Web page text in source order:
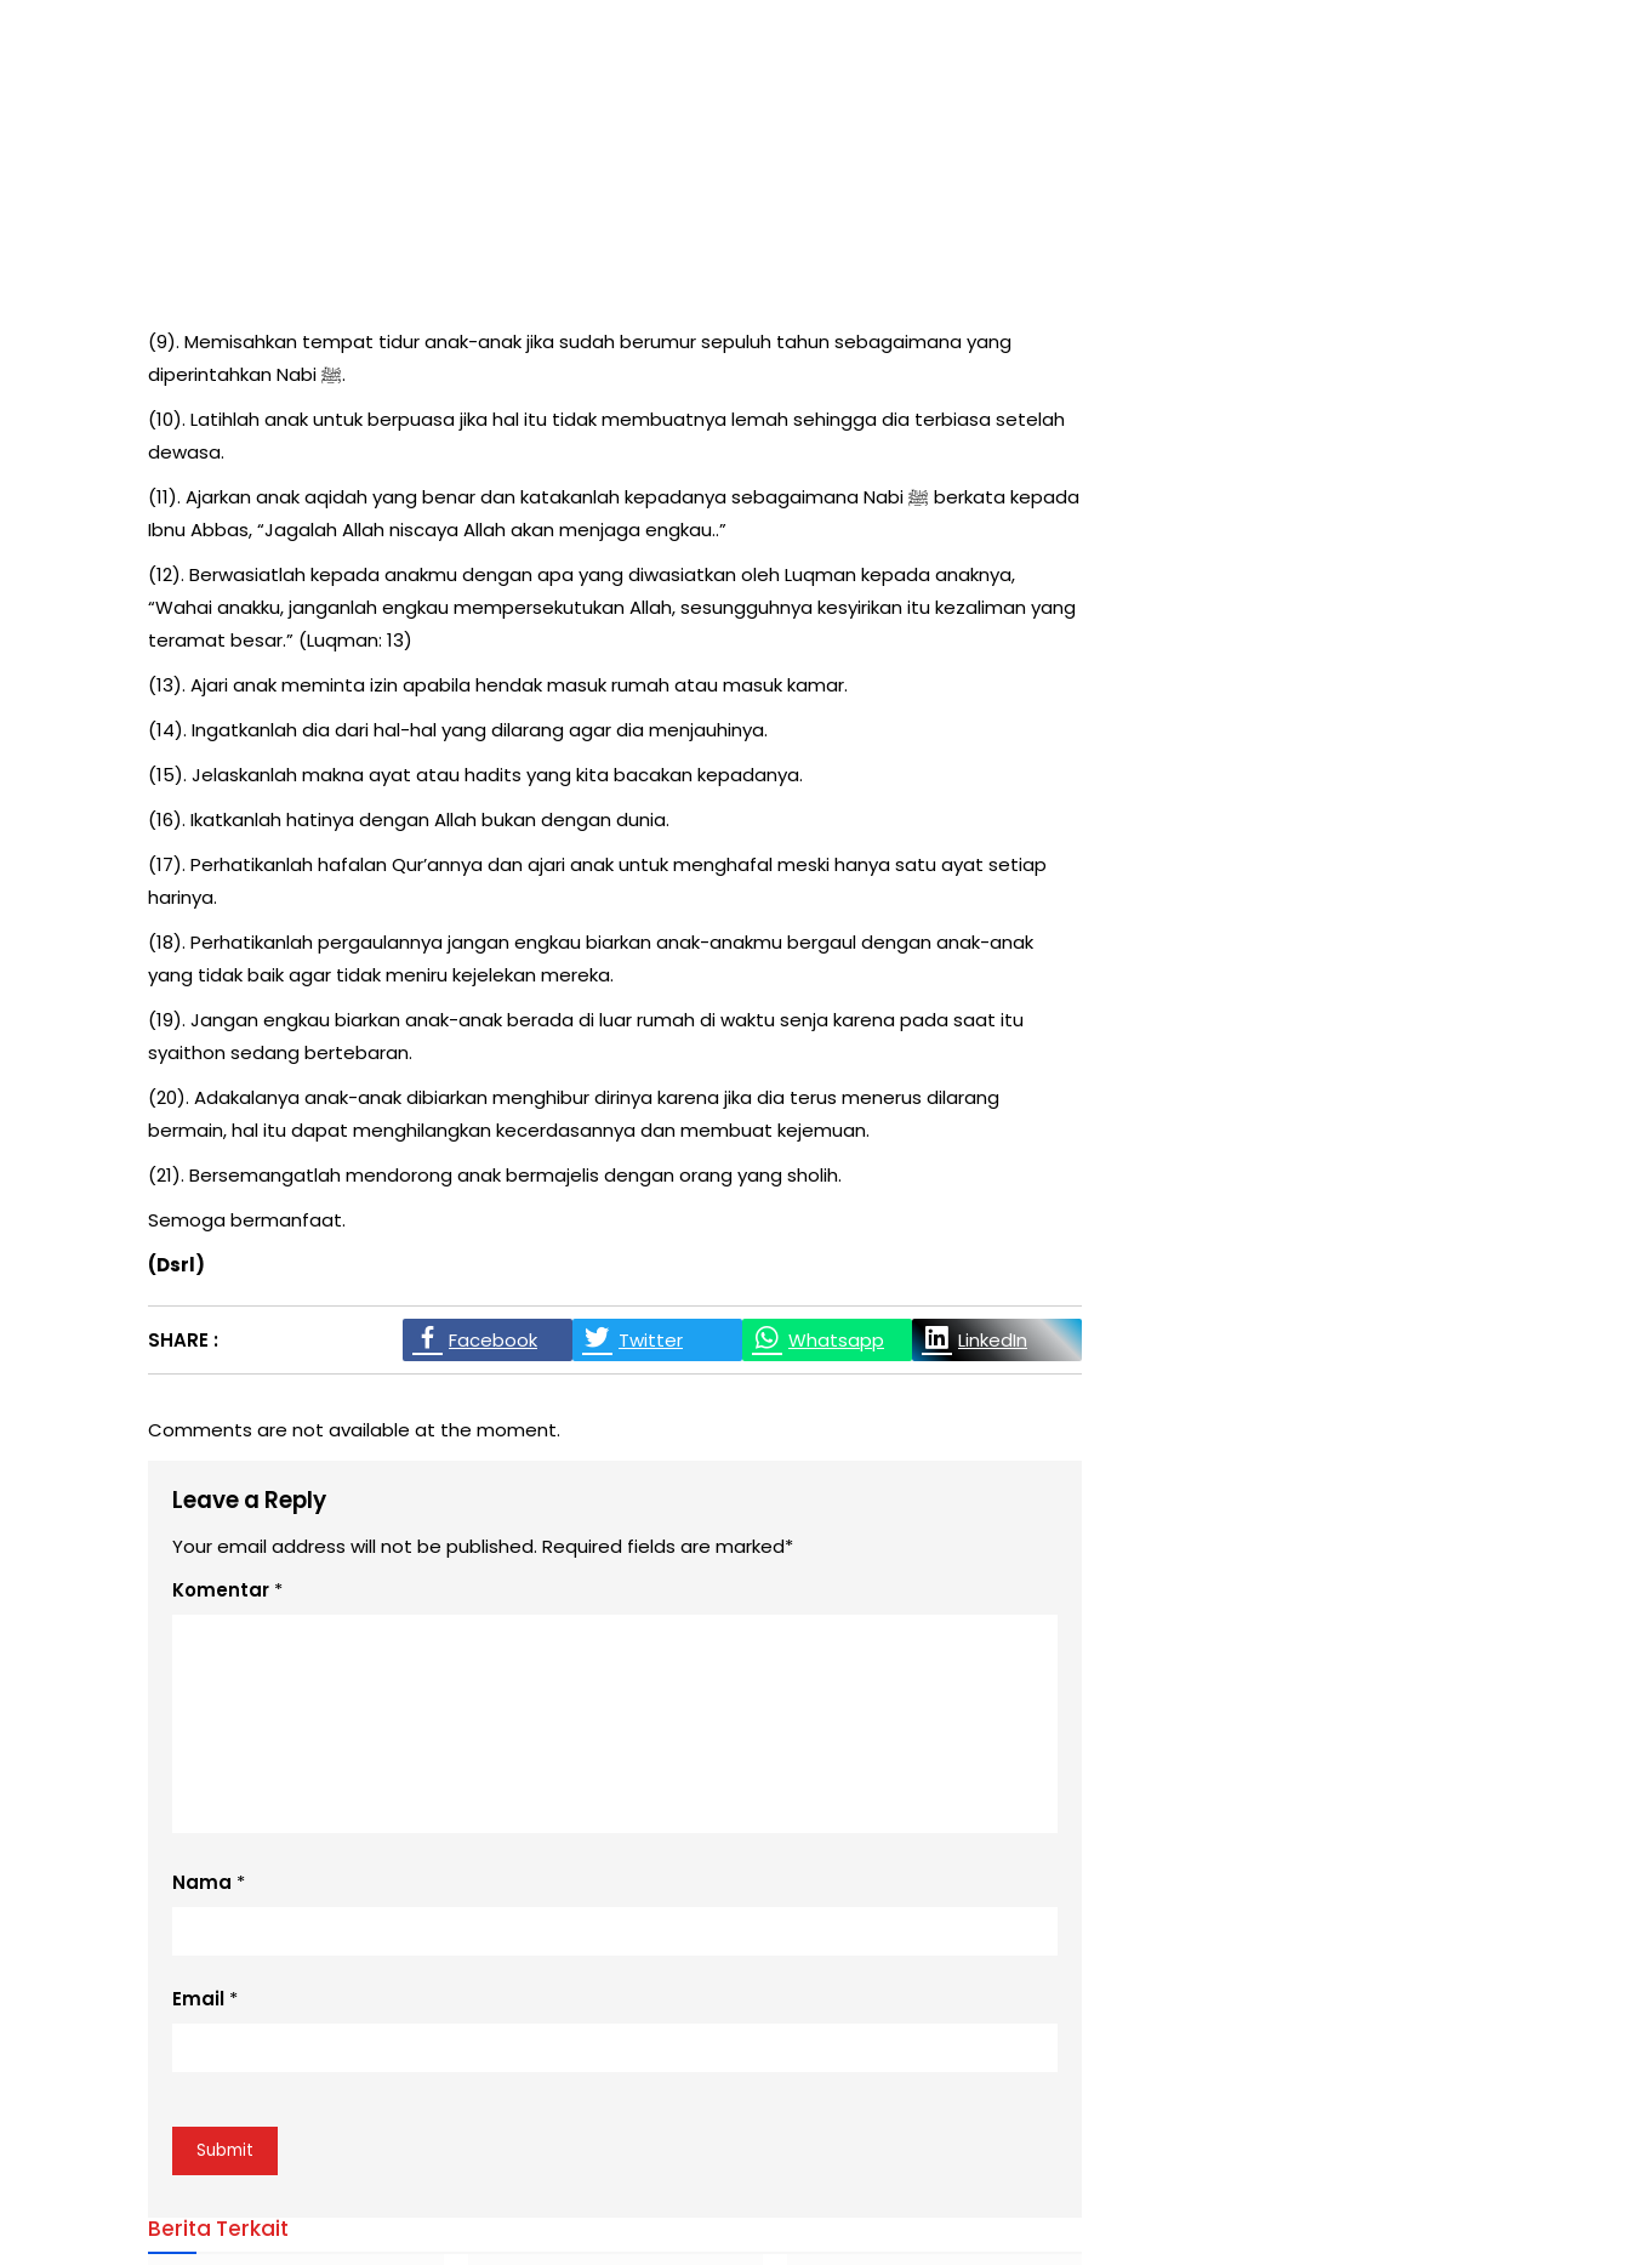
(9). Memisahkan tempat tidur anak-anak jika sudah berumur sepuluh tahun sebagaimana yang
diperintahkan Nabi ﷺ.
(10). Latihlah anak untuk berpuasa jika hal itu tidak membuatnya lemah sehingga dia terbiasa setelah
dewasa.
(11). Ajarkan anak aqidah yang benar dan katakanlah kepadanya sebagaimana Nabi ﷺ berkata kepada
Ibnu Abbas, “Jagalah Allah niscaya Allah akan menjaga engkau..”
(12). Berwasiatlah kepada anakmu dengan apa yang diwasiatkan oleh Luqman kepada anaknya,
“Wahai anakku, janganlah engkau mempersekutukan Allah, sesungguhnya kesyirikan itu kezaliman yang
teramat besar.” (Luqman: 13)
(13). Ajari anak meminta izin apabila hendak masuk rumah atau masuk kamar.
(14). Ingatkanlah dia dari hal-hal yang dilarang agar dia menjauhinya.
(15). Jelaskanlah makna ayat atau hadits yang kita bacakan kepadanya.
(16). Ikatkanlah hatinya dengan Allah bukan dengan dunia.
(17). Perhatikanlah hafalan Qur’annya dan ajari anak untuk menghafal meski hanya satu ayat setiap
harinya.
(18). Perhatikanlah pergaulannya jangan engkau biarkan anak-anakmu bergaul dengan anak-anak
yang tidak baik agar tidak meniru kejelekan mereka.
(19). Jangan engkau biarkan anak-anak berada di luar rumah di waktu senja karena pada saat itu
syaithon sedang bertebaran.
(20). Adakalanya anak-anak dibiarkan menghibur dirinya karena jika dia terus menerus dilarang
bermain, hal itu dapat menghilangkan kecerdasannya dan membuat kejemuan.
(21). Bersemangatlah mendorong anak bermajelis dengan orang yang sholih.
Semoga bermanfaat.
(Dsrl)
SHARE : Facebook Twitter Whatsapp LinkedIn
Comments are not available at the moment.
Leave a Reply
Your email address will not be published. Required fields are marked*
Komentar *
Nama *
Email *
Berita Terkait